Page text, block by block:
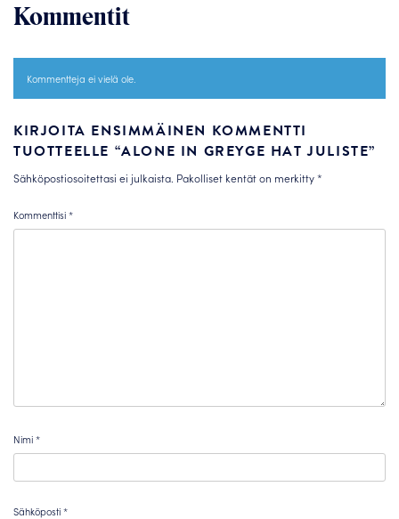
Kommentit
Kommentteja ei vielä ole.
KIRJOITA ENSIMMÄINEN KOMMENTTI
TUOTTEELLE “ALONE IN GREYGE HAT JULISTE”
Sähköpostiosoitettasi ei julkaista. Pakolliset kentät on merkitty*
Kommenttisi*
Nimi*
Sähköposti*